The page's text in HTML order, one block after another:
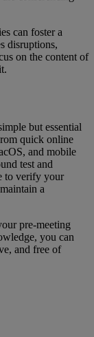
can foster a
disruptions,
on the content of
but essential
quick online
and mobile
test and
to verify your
a
pre-meeting
you can
and free of